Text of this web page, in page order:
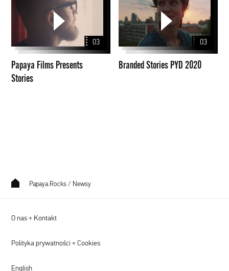
Presents
Stories
03
Papaya Films Presents
Stories
PYD
2020
03
Branded Stories PYD 2020
Papaya.Rocks / Newsy
O nas + Kontakt
Polityka prywatności + Cookies
English